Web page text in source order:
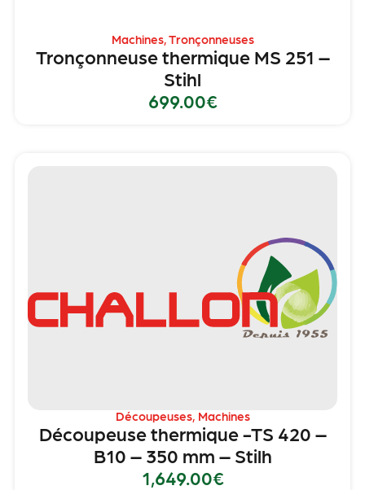
Machines,Tronçonneuses
Tronçonneuse thermique MS 251 –
Stihl
699.00€
Découpeuses, Machines
Découpeuse thermique -TS 420 –
B10 – 350 mm – Stilh
1,649.00€